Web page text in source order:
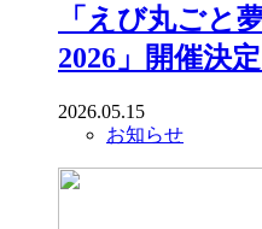
「えび丸ごと
2026」開催決
2026.05.15
お知らせ